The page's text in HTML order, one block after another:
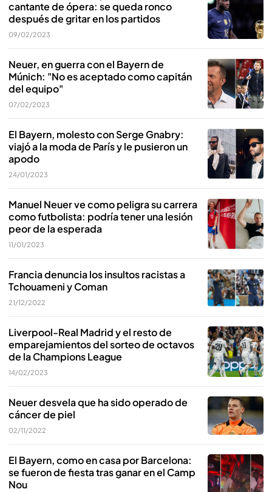
cantante de ópera: se queda ronco
después de gritar en los partidos
09/02/2023
Neuer, en guerra con el Bayern de
Múnich: "No es aceptado como capitán
del equipo"
07/02/2023
El Bayern, molesto con Serge Gnabry:
viajó a la moda de París y le pusieron un
apodo
24/01/2023
Manuel Neuer ve como peligra su carrera
como futbolista: podría tener una lesión
peor de la esperada
11/01/2023
Francia denuncia los insultos racistas a
Tchouameni y Coman
21/12/2022
Liverpool-Real Madrid y el resto de
emparejamientos del sorteo de octavos
de la Champions League
14/02/2023
Neuer desvela que ha sido operado de
cáncer de piel
02/11/2022
El Bayern, como en casa por Barcelona:
se fueron de fiesta tras ganar en el Camp
Nou